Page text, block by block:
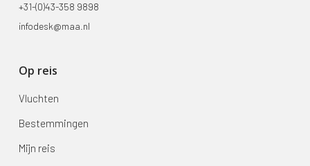
+31-(0)43-358 9898
infodesk@maa.nl
Op reis
Vluchten
Bestemmingen
Mijn reis